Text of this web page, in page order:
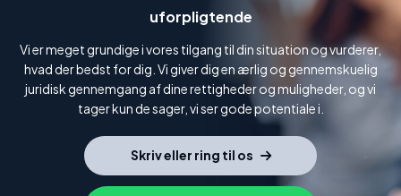
uforpligtende
Vi er meget grundige i vores tilgang til din situation og vurderer,
hvad der bedst for dig. Vi giver dig en ærlig og gennemskuelig
juridisk gennemgang af dine rettigheder og muligheder, og vi
tager kun de sager, vi ser gode potentiale i.
Skriv eller ring til os